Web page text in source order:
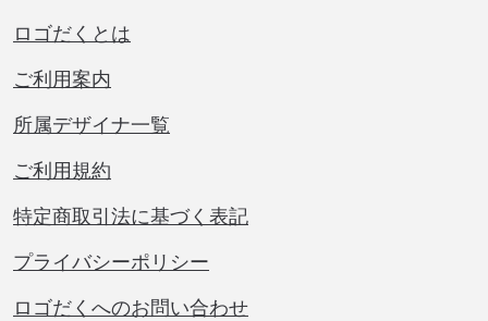
ロゴだくとは
ご利用案内
所属デザイナ一覧
ご利用規約
特定商取引法に基づく表記
プライバシーポリシー
ロゴだくへのお問い合わせ